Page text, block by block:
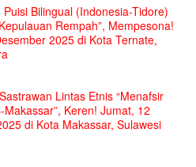
Puisi Bilingual (Indonesia-Tidore)
Rempah”, Mempesona!
2025 di Kota Ternate,
Lintas Etnis “Menafsir
Makassar”, Keren! Jumat, 12
di Kota Makassar, Sulawesi